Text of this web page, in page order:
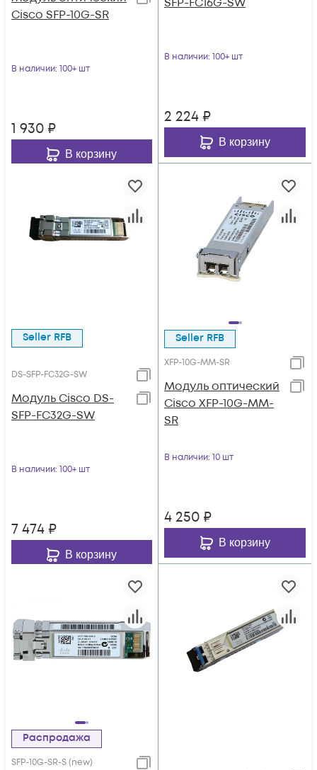
Cisco SFP-10G-SR
В наличии: 100+ шт
1 930 ₽
В корзину
В наличии: 100+ шт
2 224 ₽
В корзину
Seller RFB
DS-SFP-FC32G-SW
Модуль Cisco DS-
SFP-FC32G-SW
В наличии: 100+ шт
7 474 ₽
В корзину
Seller RFB
XFP-10G-MM-SR
Модуль оптический
Cisco XFP-10G-MM-
SR
В наличии: 10 шт
4 250 ₽
В корзину
Распродажа
SFP-10G-SR-S (new)